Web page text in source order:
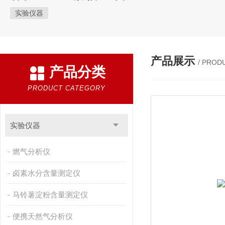
实验仪器
产品分类
PRODUCT CATEGORY
实验仪器
燃气分析仪
卤素水分含量测定仪
马铃薯淀粉含量测定仪
便携天然气分析仪
产品展示 /